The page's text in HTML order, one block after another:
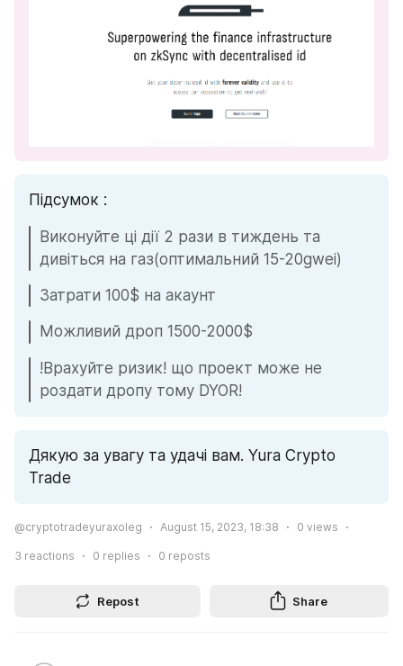
Підсумок :
Виконуйте ці дії 2 рази в тиждень та
дивіться на газ(оптимальний 15-20gwei)
Затрати 100$ на акаунт
Можливий дроп 1500-2000$
!Врахуйте ризик! що проект може не
роздати дропу тому DYOR!
Дякую за увагу та удачі вам. Yura Crypto
Trade
@cryptotradeyuraxoleg August 15, 2023, 18:38 0 views
3 reactions 0 replies 0 reposts
Repost Share